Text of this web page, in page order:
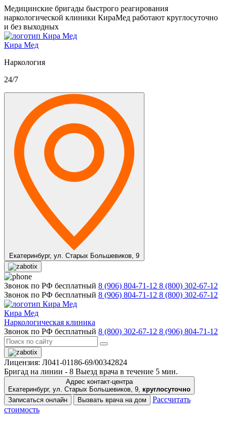
Медицинские бригады быстрого реагирования
наркологической клиники КираМед работают круглосуточно
и без выходных
Кира Мед
Наркология
24/7
Екатеринбург, ул. Старых Большевиков, 9
Звонок по РФ бесплатный 8 (906) 804-71-12 8 (800) 302-67-12
Звонок по РФ бесплатный 8 (906) 804-71-12 8 (800) 302-67-12
Кира Мед
Наркологическая клиника
Звонок по РФ бесплатный 8 (800) 302-67-12 8 (906) 804-71-12
Лицензия: Л041-01186-69/00342824
Бригад на линии - 8 Выезд врача в течение 5 мин.
Адрес контакт-центра
Екатеринбург, ул. Старых Большевиков, 9, круглосуточно
Записаться онлайн
Вызвать врача на дом
Рассчитать
стоимость